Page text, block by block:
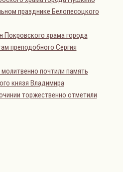
празднике Белопесоцкого
Покровского храма города
преподобного Сергия
почтили память
князя Владимира
торжественно отметили